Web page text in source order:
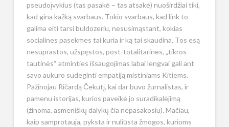
pseudoįvykius (tas pasakė – tas atsakė) nuoširdžiai tiki,
kad gina kažką svarbaus. Tokio svarbaus, kad link to
galima eiti tarsi buldozeriu, nesusimąstant, kokias
socialines pasekmes tai kuria ir ką tai skaudina. Tos esą
nesuprastos, užspęstos, post-totalitarinės, „tikros
tautinės“ atminties išsaugojimas labai lengvai gali ant
savo aukuro sudeginti empatiją mistiniams Kitiems.
Pažinojau Ričardą Čekutį, kai dar buvo žurnalistas, ir
pamenu istorijas, kurios paveikė jo suradikalėjimą
(žinoma, asmeniškų dalykų čia nepasakosiu). Mačiau,
kaip samprotauja, pyksta ir nuliūsta žmogos, kurioms